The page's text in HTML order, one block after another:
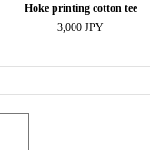
Hoke printing cotton tee
3,000 JPY